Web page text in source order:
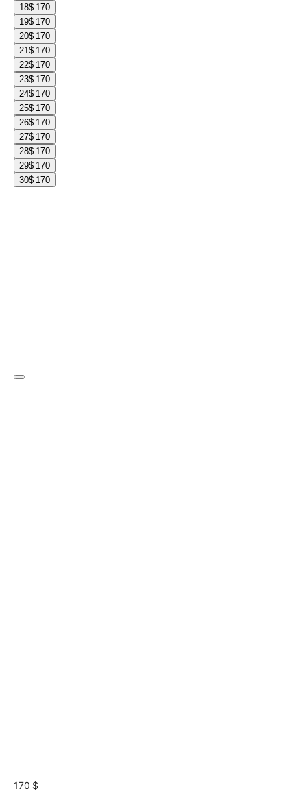
18$ 170
19$ 170
20$ 170
21$ 170
22$ 170
23$ 170
24$ 170
25$ 170
26$ 170
27$ 170
28$ 170
29$ 170
30$ 170
170 $